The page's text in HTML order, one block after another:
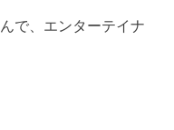
で、エンターテイナ